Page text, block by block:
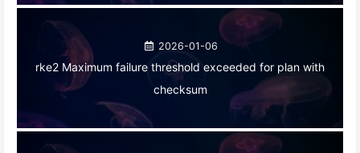
2026-01-06
rke2 Maximum failure threshold exceeded for plan with
checksum